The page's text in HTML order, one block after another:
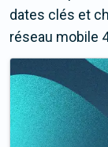
dates clés et
réseau mobile